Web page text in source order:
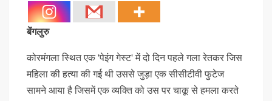
बेंगलुरु
कोरमंगला स्थित एक 'पेइंग गेस्ट' में दो दिन पहले गला रेतकर जिस
महिला की हत्या की गई थी उससे जुड़ा एक सीसीटीवी फुटेज
सामने आया है जिसमें एक व्यक्ति को उस पर चाकू से हमला करते